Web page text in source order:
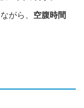
がら、 空腹時間